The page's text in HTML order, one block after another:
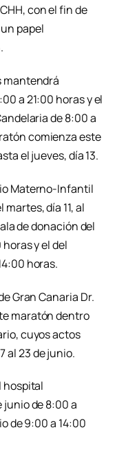
con el fin de
papel
mantendrá
a 21:00 horas y el
de 8:00 a
comienza este
el jueves, día 13.
Materno-Infantil
día 11, al
de donación del
y el del
horas.
Gran Canaria Dr.
maratón dentro
cuyos actos
al 23 de junio.
hospital
junio de 8:00 a
de 9:00 a 14:00